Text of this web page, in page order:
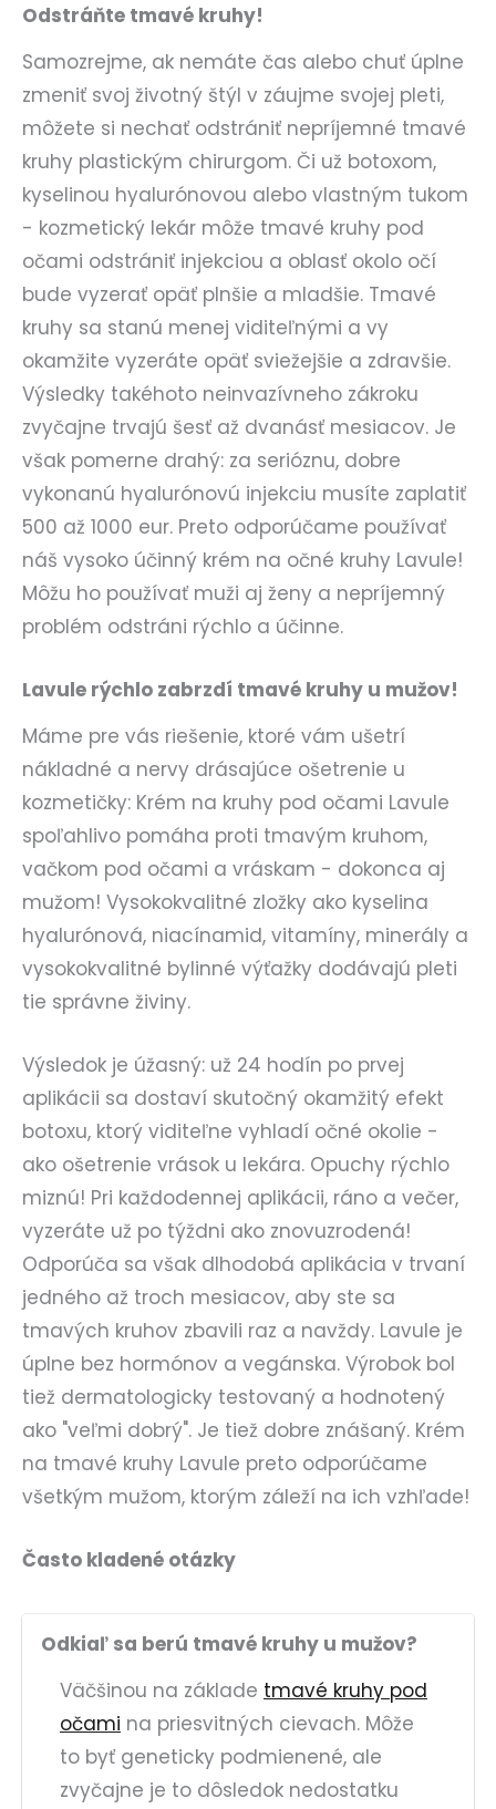
Odstráňte tmavé kruhy!
Samozrejme, ak nemáte čas alebo chuť úplne
zmeniť svoj životný štýl v záujme svojej pleti,
môžete si nechať odstrániť nepríjemné tmavé
kruhy plastickým chirurgom. Či už botoxom,
kyselinou hyalurónovou alebo vlastným tukom
- kozmetický lekár môže tmavé kruhy pod
očami odstrániť injekciou a oblasť okolo očí
bude vyzerať opäť plnšie a mladšie. Tmavé
kruhy sa stanú menej viditeľnými a vy
okamžite vyzeráte opäť sviežejšie a zdravšie.
Výsledky takéhoto neinvazívneho zákroku
zvyčajne trvajú šesť až dvanásť mesiacov. Je
však pomerne drahý: za serióznu, dobre
vykonanú hyalurónovú injekciu musíte zaplatiť
500 až 1000 eur. Preto odporúčame používať
náš vysoko účinný krém na očné kruhy Lavule!
Môžu ho používať muži aj ženy a nepríjemný
problém odstráni rýchlo a účinne.
Lavule rýchlo zabrzdí tmavé kruhy u mužov!
Máme pre vás riešenie, ktoré vám ušetrí
nákladné a nervy drásajúce ošetrenie u
kozmetičky: Krém na kruhy pod očami Lavule
spoľahlivo pomáha proti tmavým kruhom,
vačkom pod očami a vráskam - dokonca aj
mužom! Vysokokvalitné zložky ako kyselina
hyalurónová, niacínamid, vitamíny, minerály a
vysokokvalitné bylinné výťažky dodávajú pleti
tie správne živiny.
Výsledok je úžasný: už 24 hodín po prvej
aplikácii sa dostaví skutočný okamžitý efekt
botoxu, ktorý viditeľne vyhladí očné okolie -
ako ošetrenie vrások u lekára. Opuchy rýchlo
miznú! Pri každodennej aplikácii, ráno a večer,
vyzeráte už po týždni ako znovuzrodená!
Odporúča sa však dlhodobá aplikácia v trvaní
jedného až troch mesiacov, aby ste sa
tmavých kruhov zbavili raz a navždy. Lavule je
úplne bez hormónov a vegánska. Výrobok bol
tiež dermatologicky testovaný a hodnotený
ako "veľmi dobrý". Je tiež dobre znášaný. Krém
na tmavé kruhy Lavule preto odporúčame
všetkým mužom, ktorým záleží na ich vzhľade!
Často kladené otázky
Odkiaľ sa berú tmavé kruhy u mužov?
Väčšinou na základe tmavé kruhy pod
očami na priesvitných cievach. Môže
to byť geneticky podmienené, ale
zvyčajne je to dôsledok nedostatku